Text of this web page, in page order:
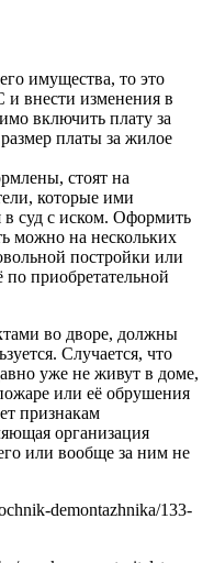
имущества, то это
внести изменения в
включить плату за
платы за жилое
стоят на
которые ими
в суд с иском. Оформить
можно на нескольких
постройки или
приобретательной
во дворе, должны
Случается, что
уже не живут в доме,
или её обрушения
признакам
организация
или вообще за ним не
demontazhnika/133-